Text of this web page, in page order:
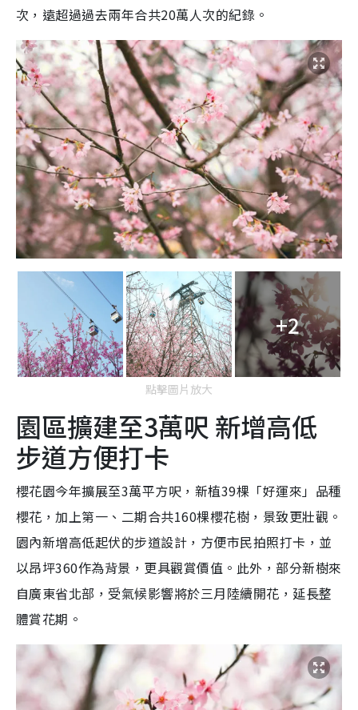
次，遠超過過去兩年合共20萬人次的紀錄。
+2
點擊圖片放大
園區擴建至3萬呎 新增高低
步道方便打卡
櫻花園今年擴展至3萬平方呎，新植39棵「好運來」品種
櫻花，加上第一、二期合共160棵櫻花樹，景致更壯觀。
園內新增高低起伏的步道設計，方便市民拍照打卡，並
以昂坪360作為背景，更具觀賞價值。此外，部分新樹來
自廣東省北部，受氣候影響將於三月陸續開花，延長整
體賞花期。